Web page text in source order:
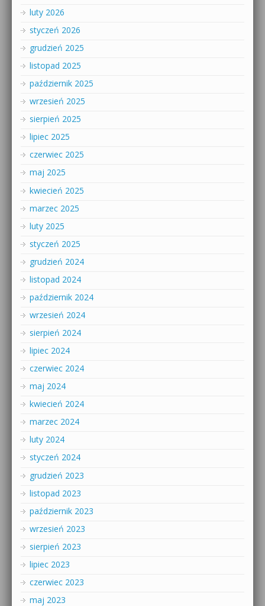
luty 2026
styczeń 2026
grudzień 2025
listopad 2025
październik 2025
wrzesień 2025
sierpień 2025
lipiec 2025
czerwiec 2025
maj 2025
kwiecień 2025
marzec 2025
luty 2025
styczeń 2025
grudzień 2024
listopad 2024
październik 2024
wrzesień 2024
sierpień 2024
lipiec 2024
czerwiec 2024
maj 2024
kwiecień 2024
marzec 2024
luty 2024
styczeń 2024
grudzień 2023
listopad 2023
październik 2023
wrzesień 2023
sierpień 2023
lipiec 2023
czerwiec 2023
maj 2023